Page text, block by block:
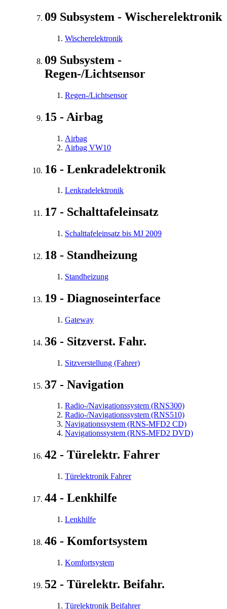
09 Subsystem - Wischerelektronik
Wischerelektronik
09 Subsystem -
Regen-/Lichtsensor
Regen-/Lichtsensor
15 - Airbag
Airbag
Airbag VW10
16 - Lenkradelektronik
Lenkradelektronik
17 - Schalttafeleinsatz
Schalttafeleinsatz bis MJ 2009
18 - Standheizung
Standheizung
19 - Diagnoseinterface
Gateway
36 - Sitzverst. Fahr.
Sitzverstellung (Fahrer)
37 - Navigation
Radio-/Navigationssystem (RNS300)
Radio-/Navigationssystem (RNS510)
Navigationssystem (RNS-MFD2 CD)
Navigationssystem (RNS-MFD2 DVD)
42 - Türelektr. Fahrer
Türelektronik Fahrer
44 - Lenkhilfe
Lenkhilfe
46 - Komfortsystem
Komfortsystem
52 - Türelektr. Beifahr.
Türelektronik Beifahrer